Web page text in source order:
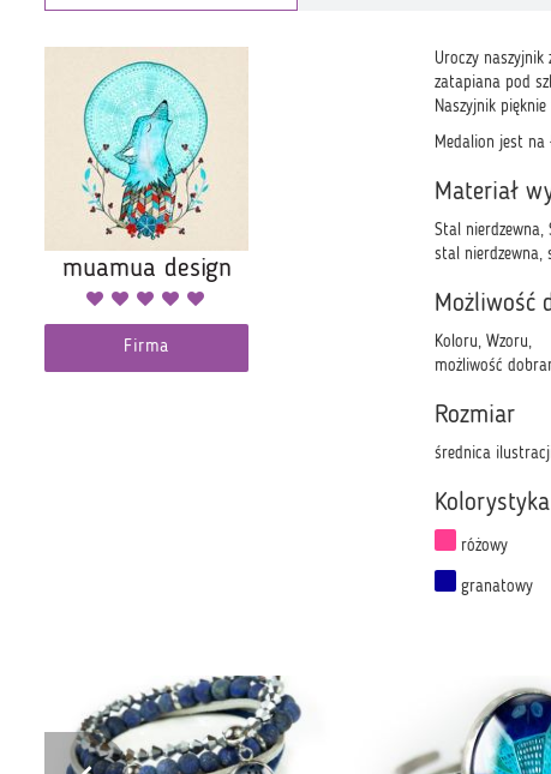
Uroczy
zatapiana pod
Naszyjnik
Medalion jest na
Materiał
Stal nierdzewna,
stal nierdzewna,
Możliwość
Koloru, Wzoru,
możliwość
Rozmiar
średnica
różowy
granatowy
muamua design
Firma